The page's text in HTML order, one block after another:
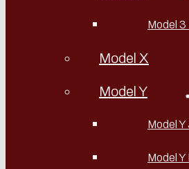
Model 3
Model X
Model Y
Model
Model Y